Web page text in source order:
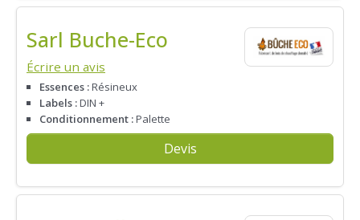
Sarl Buche-Eco
Écrire un avis
Essences :Résineux
Labels :DIN +
Conditionnement :Palette
Devis